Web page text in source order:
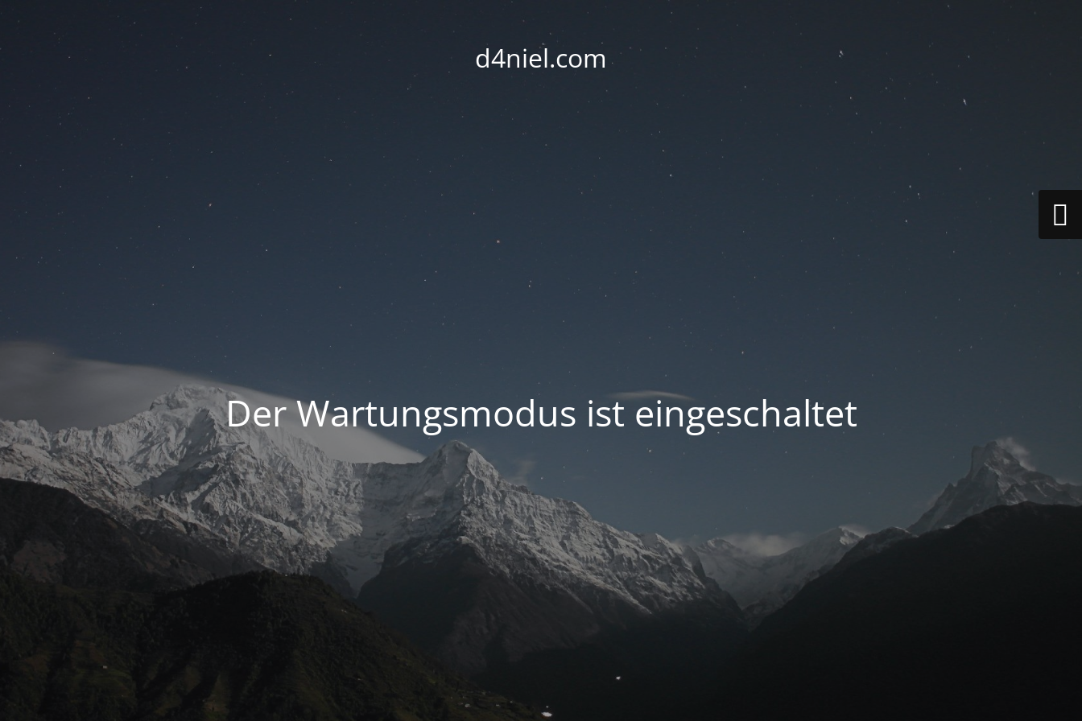
d4niel.com
Der Wartungsmodus ist eingeschaltet